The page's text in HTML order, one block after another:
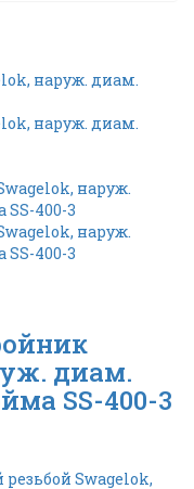
диам.
SS-400-3